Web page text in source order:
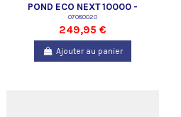
POND ECO NEXT 10000 -
SUPERFISH
07080020
249,95 €
Ajouter au panier